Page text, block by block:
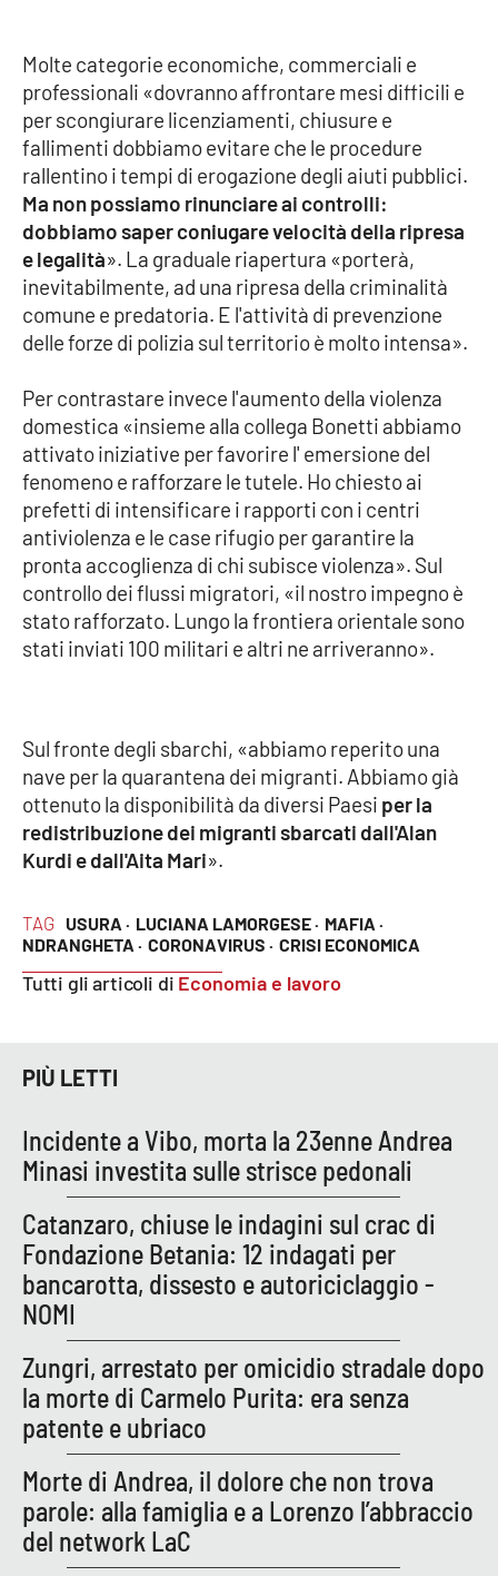
Le perfidie di Antonella Grippo
Venti di comunicazione
STREAMING
LaC TV
LaC Network
EDIZIONI
LOCALI
Catanzaro
Crotone
Vibo Valentia
Cosenza
Lamezia Terme
Buona Sanità Calabria
Destinazioni
Eventi
Food
Storie
LAC
NETWORK
Lacplay.it
Lactv.it
Laconair.it
Lacitymag.it
TAG USURA · LUCIANA LAMORGESE · MAFIA ·
NDRANGHETA · CORONAVIRUS · CRISI ECONOMICA
Tutti gli articoli di Economia e lavoro
Molte categorie economiche, commerciali e
professionali «dovranno affrontare mesi difficili e
per scongiurare licenziamenti, chiusure e
fallimenti dobbiamo evitare che le procedure
rallentino i tempi di erogazione degli aiuti pubblici.
Ma non possiamo rinunciare ai controlli:
dobbiamo saper coniugare velocità della ripresa
e legalità». La graduale riapertura «porterà,
inevitabilmente, ad una ripresa della criminalità
comune e predatoria. E l'attività di prevenzione
delle forze di polizia sul territorio è molto intensa».
Per contrastare invece l'aumento della violenza
domestica «insieme alla collega Bonetti abbiamo
attivato iniziative per favorire l' emersione del
fenomeno e rafforzare le tutele. Ho chiesto ai
prefetti di intensificare i rapporti con i centri
antiviolenza e le case rifugio per garantire la
pronta accoglienza di chi subisce violenza». Sul
controllo dei flussi migratori, «il nostro impegno è
stato rafforzato. Lungo la frontiera orientale sono
stati inviati 100 militari e altri ne arriveranno».
Sul fronte degli sbarchi, «abbiamo reperito una
nave per la quarantena dei migranti. Abbiamo già
ottenuto la disponibilità da diversi Paesi per la
redistribuzione dei migranti sbarcati dall'Alan
Kurdi e dall'Aita Mari».
PIÙ LETTI
Incidente a Vibo, morta la 23enne Andrea
Minasi investita sulle strisce pedonali
Catanzaro, chiuse le indagini sul crac di
Fondazione Betania: 12 indagati per
bancarotta, dissesto e autoriciclaggio -
NOMI
Zungri, arrestato per omicidio stradale dopo
la morte di Carmelo Purita: era senza
patente e ubriaco
Morte di Andrea, il dolore che non trova
parole: alla famiglia e a Lorenzo l’abbraccio
del network LaC